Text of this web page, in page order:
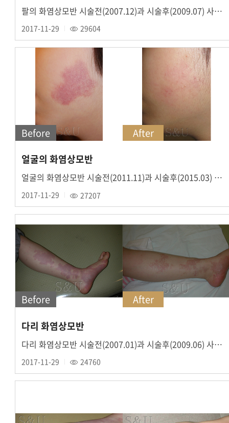
팔의 화염상모반 시술전(2007.12)과 시술후(2009.07) 사진입니다.
2017-11-29 29604
Before
After
얼굴의 화염상모반
얼굴의 화염상모반 시술전(2011.11)과 시술후(2015.03) 사진입니다.
2017-11-29 27207
Before
After
다리 화염상모반
다리 화염상모반 시술전(2007.01)과 시술후(2009.06) 사진입니다.
2017-11-29 24760